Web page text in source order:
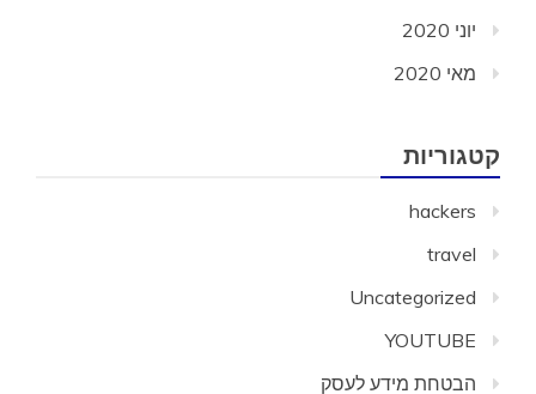
יוני 2020
מאי 2020
קטגוריות
hackers
travel
Uncategorized
YOUTUBE
הבטחת מידע לעסק